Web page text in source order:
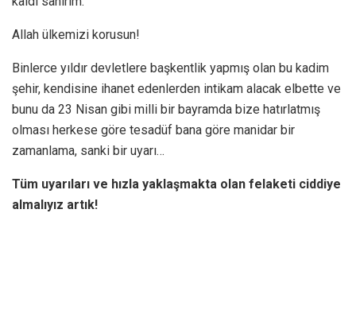
Allah ülkemizi korusun!
Binlerce yıldır devletlere başkentlik yapmış olan bu kadim
şehir, kendisine ihanet edenlerden intikam alacak elbette ve
bunu da 23 Nisan gibi milli bir bayramda bize hatırlatmış
olması herkese göre tesadüf bana göre manidar bir
zamanlama, sanki bir uyarı…
Tüm uyarıları ve hızla yaklaşmakta olan felaketi ciddiye
almalıyız artık!